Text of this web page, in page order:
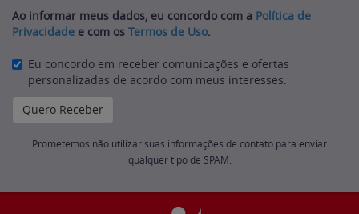
Ao informar meus dados, eu concordo com a Política de
Privacidade e com os Termos de Uso.
Eu concordo em receber comunicações e ofertas
personalizadas de acordo com meus interesses.
Prometemos não utilizar suas informações de contato para enviar
qualquer tipo de SPAM.